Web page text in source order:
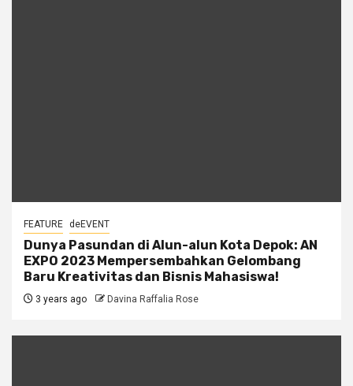
FEATURE deEVENT
Dunya Pasundan di Alun-alun Kota Depok: AN
EXPO 2023 Mempersembahkan Gelombang
Baru Kreativitas dan Bisnis Mahasiswa!
3 years ago Davina Raffalia Rose